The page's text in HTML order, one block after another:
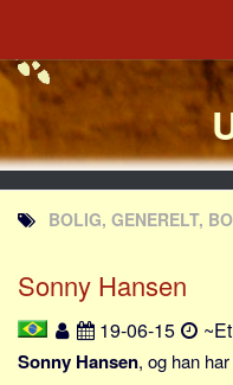
Portal
Udvandrerne.dk
Utvandrerne.no
Utvandrarna.se
Tyskland.dk
England.dk
Rusland.dk
JLKM.dk
BOLIG, GENERELT,
Sonny Hansen
19-06-15
Sonny Hansen, og han